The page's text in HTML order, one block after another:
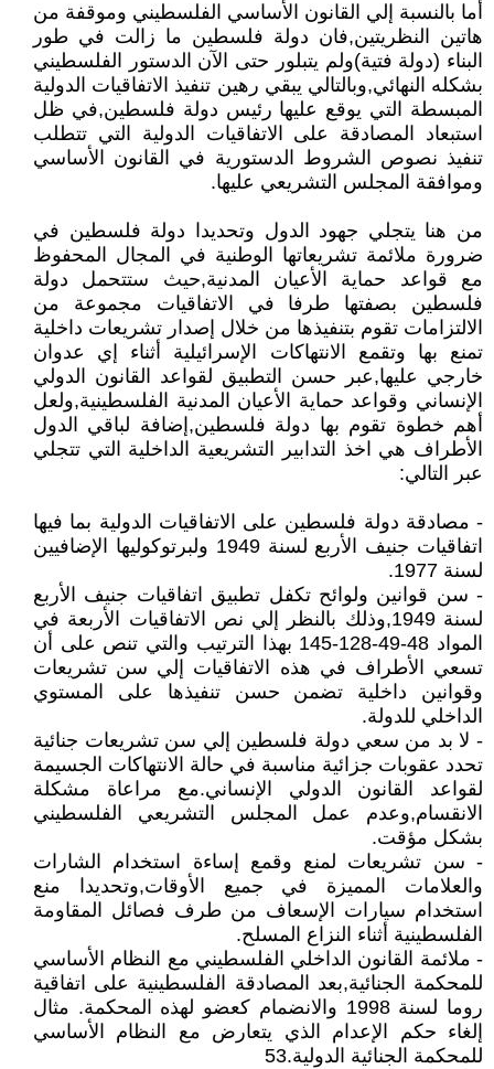
أما بالنسبة إلي القانون الأساسي الفلسطيني وموقفة من
هاتين النظريتين,فان دولة فلسطين ما زالت في طور
البناء (دولة فتية)ولم يتبلور حتى الآن الدستور الفلسطيني
بشكله النهائي,وبالتالي يبقي رهين تنفيذ الاتفاقيات الدولية
المبسطة التي يوقع عليها رئيس دولة فلسطين,في ظل
استبعاد المصادقة على الاتفاقيات الدولية التي تتطلب
تنفيذ نصوص الشروط الدستورية في القانون الأساسي
وموافقة المجلس التشريعي عليها.
من هنا يتجلي جهود الدول وتحديدا دولة فلسطين في
ضرورة ملائمة تشريعاتها الوطنية في المجال المحفوظ
مع قواعد حماية الأعيان المدنية,حيث ستتحمل دولة
فلسطين بصفتها طرفا في الاتفاقيات مجموعة من
الالتزامات تقوم بتنفيذها من خلال إصدار تشريعات داخلية
تمنع بها وتقمع الانتهاكات الإسرائيلية أثناء إي عدوان
خارجي عليها,عبر حسن التطبيق لقواعد القانون الدولي
الإنساني وقواعد حماية الأعيان المدنية الفلسطينية,ولعل
أهم خطوة تقوم بها دولة فلسطين,إضافة لباقي الدول
الأطراف هي اخذ التدابير التشريعية الداخلية التي تتجلي
عبر التالي:
- مصادقة دولة فلسطين على الاتفاقيات الدولية بما فيها
اتفاقيات جنيف الأربع لسنة 1949 ولبرتوكوليها الإضافيين
لسنة 1977.
- سن قوانين ولوائح تكفل تطبيق اتفاقيات جنيف الأربع
لسنة 1949,وذلك بالنظر إلي نص الاتفاقيات الأربعة في
المواد 48-49-128-145 بهذا الترتيب والتي تنص على أن
تسعي الأطراف في هذه الاتفاقيات إلي سن تشريعات
وقوانين داخلية تضمن حسن تنفيذها على المستوي
الداخلي للدولة.
- لا بد من سعي دولة فلسطين إلي سن تشريعات جنائية
تحدد عقوبات جزائية مناسبة في حالة الانتهاكات الجسيمة
لقواعد القانون الدولي الإنساني.مع مراعاة مشكلة
الانقسام,وعدم عمل المجلس التشريعي الفلسطيني
بشكل مؤقت.
- سن تشريعات لمنع وقمع إساءة استخدام الشارات
والعلامات المميزة في جميع الأوقات,وتحديدا منع
استخدام سيارات الإسعاف من طرف فصائل المقاومة
الفلسطينية أثناء النزاع المسلح.
- ملائمة القانون الداخلي الفلسطيني مع النظام الأساسي
للمحكمة الجنائية,بعد المصادقة الفلسطينية على اتفاقية
روما لسنة 1998 والانضمام كعضو لهذه المحكمة. مثال
إلغاء حكم الإعدام الذي يتعارض مع النظام الأساسي
للمحكمة الجنائية الدولية.53